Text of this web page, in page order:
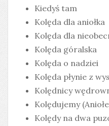
Kiedyś tam
Kolęda dla aniołka
Kolęda dla
Kolęda góralska
Kolęda o nadziei
Kolęda płynie z
Kolędnicy
Kolędujemy
Kolędy na dwa